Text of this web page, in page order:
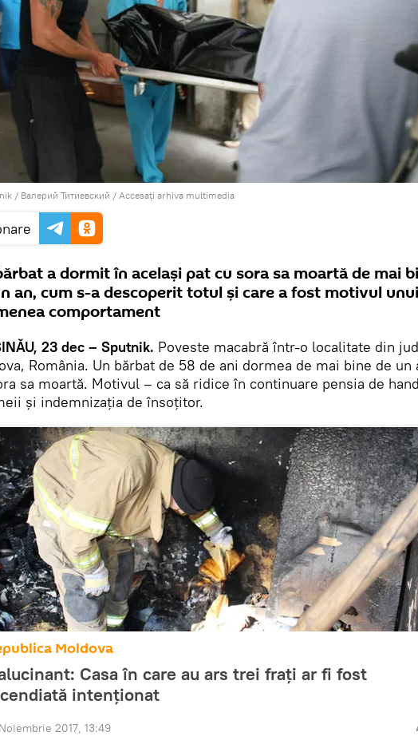
/ Валерий Титиевский / Accesați arhiva multimedia
a dormit în același pat cu sora sa moartă de mai
an, cum s-a descoperit totul și care a fost motivul unui
comportament
23 dec – Sputnik. Poveste macabră într-o localitate din
România. Un bărbat de 58 de ani dormea de mai bine de un
sa moartă. Motivul – ca să ridice în continuare pensia de
și indemnizația de însoțitor.
Moldova
Casa în care au ars trei frați ar fi fost
intenționat
2017, 13:49